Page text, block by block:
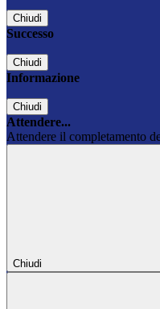
Chiudi
Successo
Chiudi
Informazione
Chiudi
Attendere...
Attendere il completamento
Chiudi